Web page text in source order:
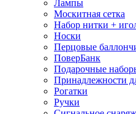
Лампы
Москитная сетка
Набор нитки +
Носки
Перцовые
ПоверБанк
Подарочные
Принадлежности
Рогатки
Ручки